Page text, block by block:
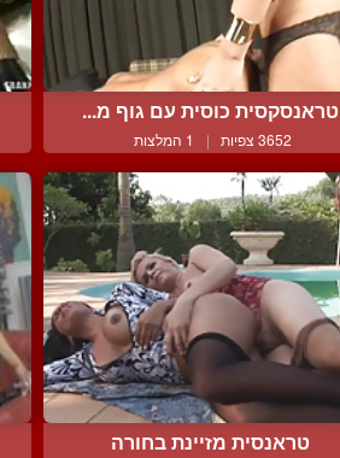
טראנסקסית כוסית עם גוף מ...
3652 צפיות | 1 המלצות
טראנסית מזיינת בחורה